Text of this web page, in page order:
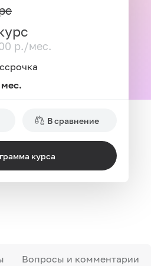
р./мес.
В сравнение
курса
Вопросы и комментарии